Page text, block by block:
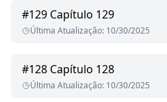
#129 Capítulo 129
Última Atualização: 10/30/2025
#128 Capítulo 128
Última Atualização: 10/30/2025